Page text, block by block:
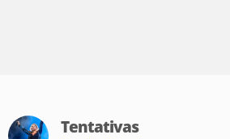
Tentativas